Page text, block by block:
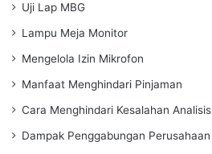
Uji Lap MBG
Lampu Meja Monitor
Mengelola Izin Mikrofon
Manfaat Menghindari Pinjaman
Cara Menghindari Kesalahan Analisis
Dampak Penggabungan Perusahaan